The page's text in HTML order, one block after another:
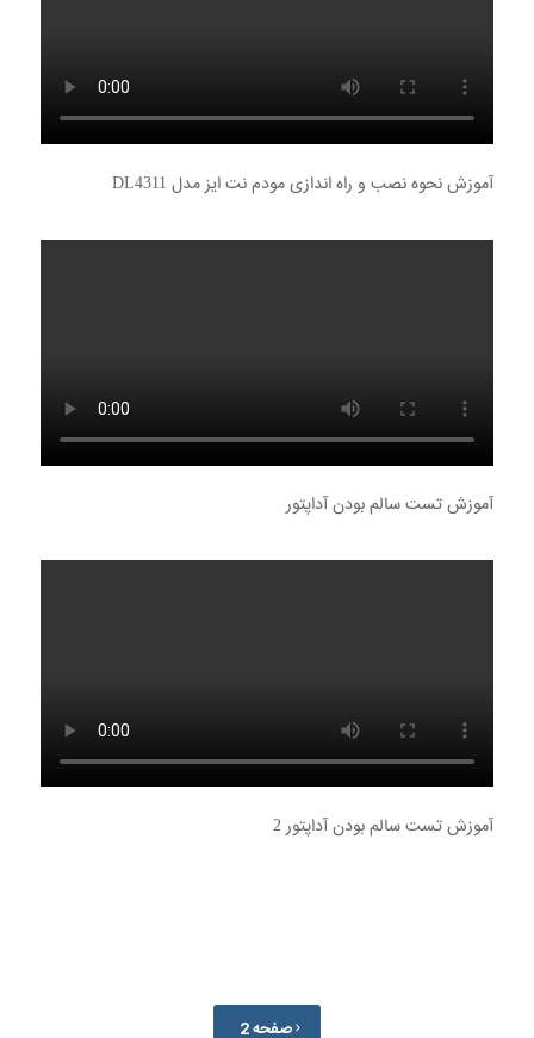
آموزش نحوه نصب و راه اندازی مودم نت ایز مدل DL4311
آموزش تست سالم بودن آداپتور
آموزش تست سالم بودن آداپتور 2
صفحه 2